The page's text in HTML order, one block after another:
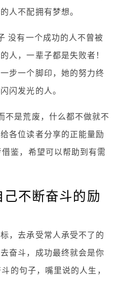
人不配拥有梦想。
没有一个成功的人不曾被
人，一辈子都是失败者！
步一个脚印，她的努力终
闪发光的人。
不是荒废，什么都不做就不
各位读者分享的正能量励
鉴，希望可以帮助到有需
不断奋斗的励
，去承受常人承受不了的
奋斗，成功最终就会是你
的句子，嘴里说的人生，